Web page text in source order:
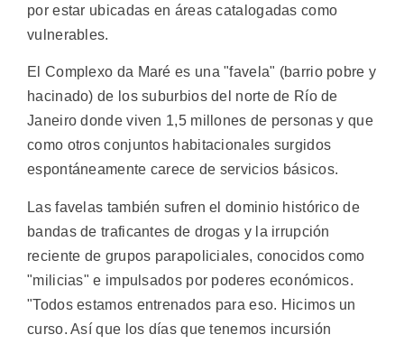
por estar ubicadas en áreas catalogadas como
vulnerables.
El Complexo da Maré es una "favela" (barrio pobre y
hacinado) de los suburbios del norte de Río de
Janeiro donde viven 1,5 millones de personas y que
como otros conjuntos habitacionales surgidos
espontáneamente carece de servicios básicos.
Las favelas también sufren el dominio histórico de
bandas de traficantes de drogas y la irrupción
reciente de grupos parapoliciales, conocidos como
"milicias" e impulsados por poderes económicos.
"Todos estamos entrenados para eso. Hicimos un
curso. Así que los días que tenemos incursión